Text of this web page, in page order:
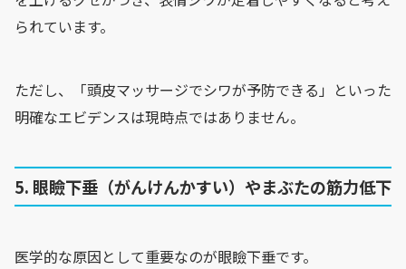
られています。
ただし、「頭皮マッサージでシワが予防できる」といった
明確なエビデンスは現時点ではありません。
5. 眼瞼下垂（がんけんかすい）やまぶたの筋力低下
医学的な原因として重要なのが眼瞼下垂です。